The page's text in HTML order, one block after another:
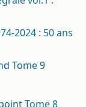
2024 : 50 ans
Tome 9
Tome 8